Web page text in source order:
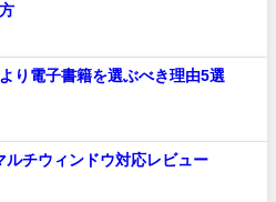
り電子書籍を選ぶべき理由5選
チウィンドウ対応レビュー